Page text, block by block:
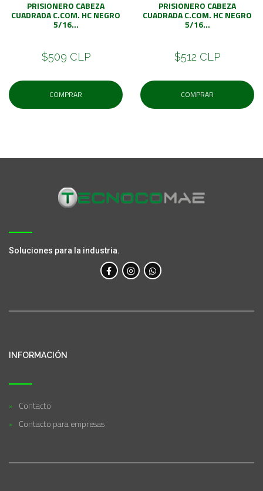
PRISIONERO CABEZA
CUADRADA C.COM. HC NEGRO
5/16...
$509 CLP
COMPRAR
PRISIONERO CABEZA
CUADRADA C.COM. HC NEGRO
5/16...
$512 CLP
COMPRAR
Soluciones para la industria.
INFORMACIÓN
Contacto
Contacto para empresas